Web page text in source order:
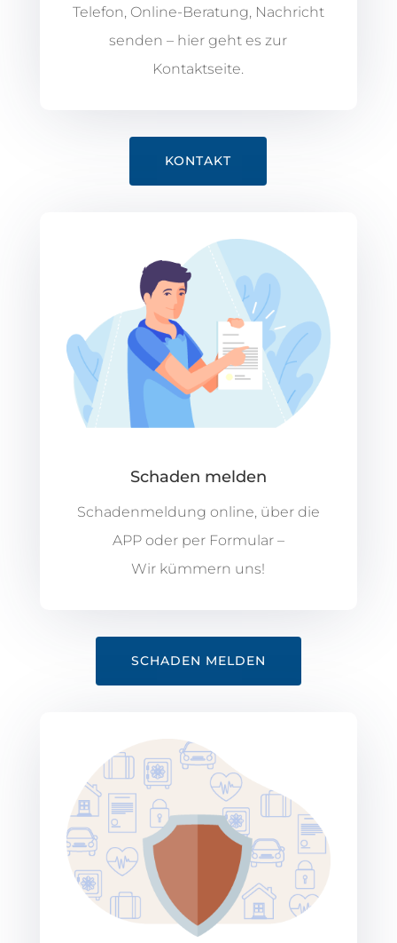
Telefon, Online-Beratung, Nachricht
senden – hier geht es zur
Kontaktseite.
KONTAKT
Schaden melden
Schadenmeldung online, über die
APP oder per Formular –
Wir kümmern uns!
SCHADEN MELDEN